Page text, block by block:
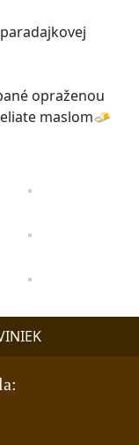
opraženou
maslom🧈